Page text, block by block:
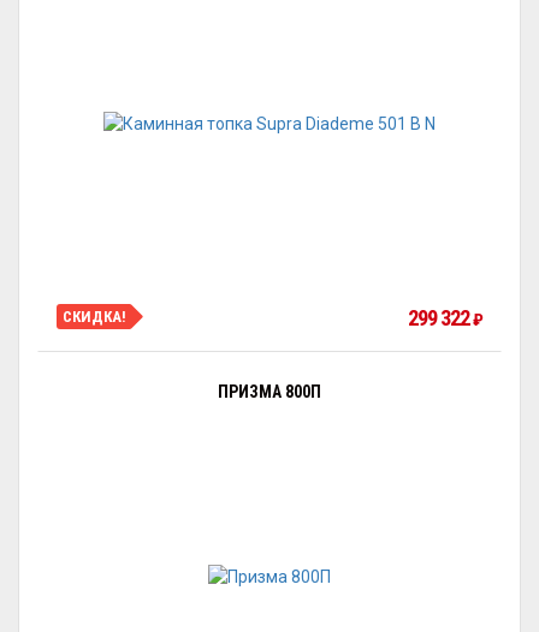
СКИДКА! 299 322₽
ПРИЗМА 800П